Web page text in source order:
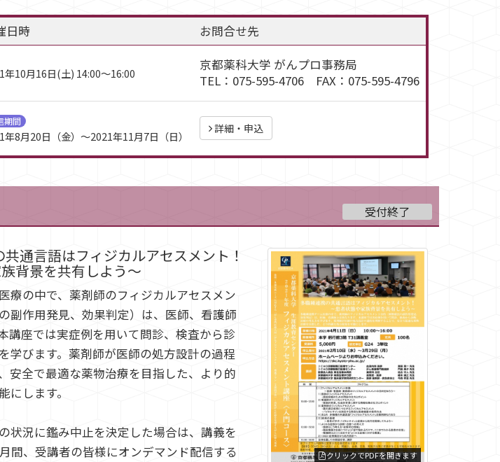
日時 お問合せ先
年10月16日(土) 14:00～16:00
京都薬科大学 がんプロ事務局
TEL：075-595-4706 FAX：075-595-4796
期間
年8月20日（金）～2021年11月7日（日）
詳細・申込
受付終了
通言語はフィジカルアセスメント！
背景を共有しよう～
療の中で、薬剤師のフィジカルアセスメン
副作用発見、効果判定）は、医師、看護師
講座では実症例を用いて問診、検査から診
学びます。薬剤師が医師の処方設計の過程
安全で最適な薬物治療を目指した、より的
にします。
状況に鑑み中止を決定した場合は、講義を
間、受講者の皆様にオンデマンド配信する
クリックでPDFを開きます